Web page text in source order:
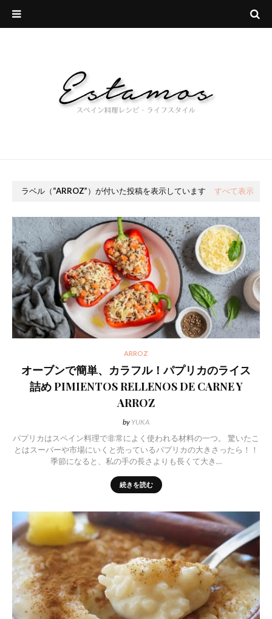
ラベル（ ARROZ ）が付いた投稿を表示しています すべて表示
ARROZ
オーブンで簡単、カラフル！パプリカのライス
詰め PIMIENTOS RELLENOS DE CARNE Y
ARROZ
by YUKA
パプリカはスペイン料理で非常によく使われる材料の一つ。 驚いたこ
とはスーパーや市場にいくと売っているパプリカの大きさったら！！
季節になると、私の手の長さよりも長くて大き…
続きを読む